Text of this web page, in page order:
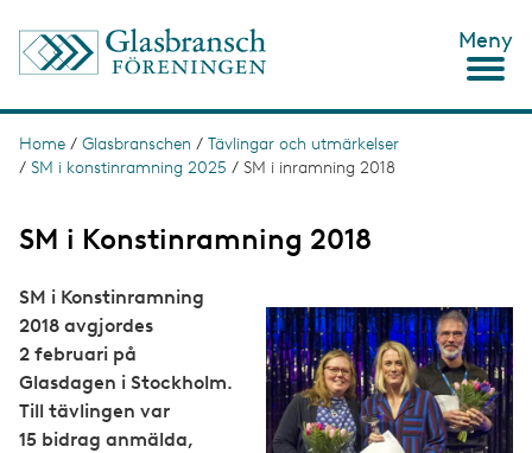
Meny
B
e
a
d
c
r
u
m
Home / Glasbranschen / Tävlingar och utmärkelser
/ SM i konstinramning 2025 / SM i inramning 2018
SM i Konstinramning 2018
SM i Konstinramning
2018 avgjordes
2 februari på
Glasdagen i Stockholm.
Till tävlingen var
15 bidrag anmälda,